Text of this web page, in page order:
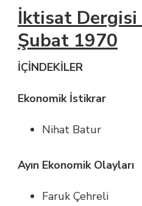
İktisat Dergisi
Şubat 1970
İÇİNDEKİLER
Ekonomik İstikrar
Nihat Batur
Ayın Ekonomik Olayları
Faruk Çehreli